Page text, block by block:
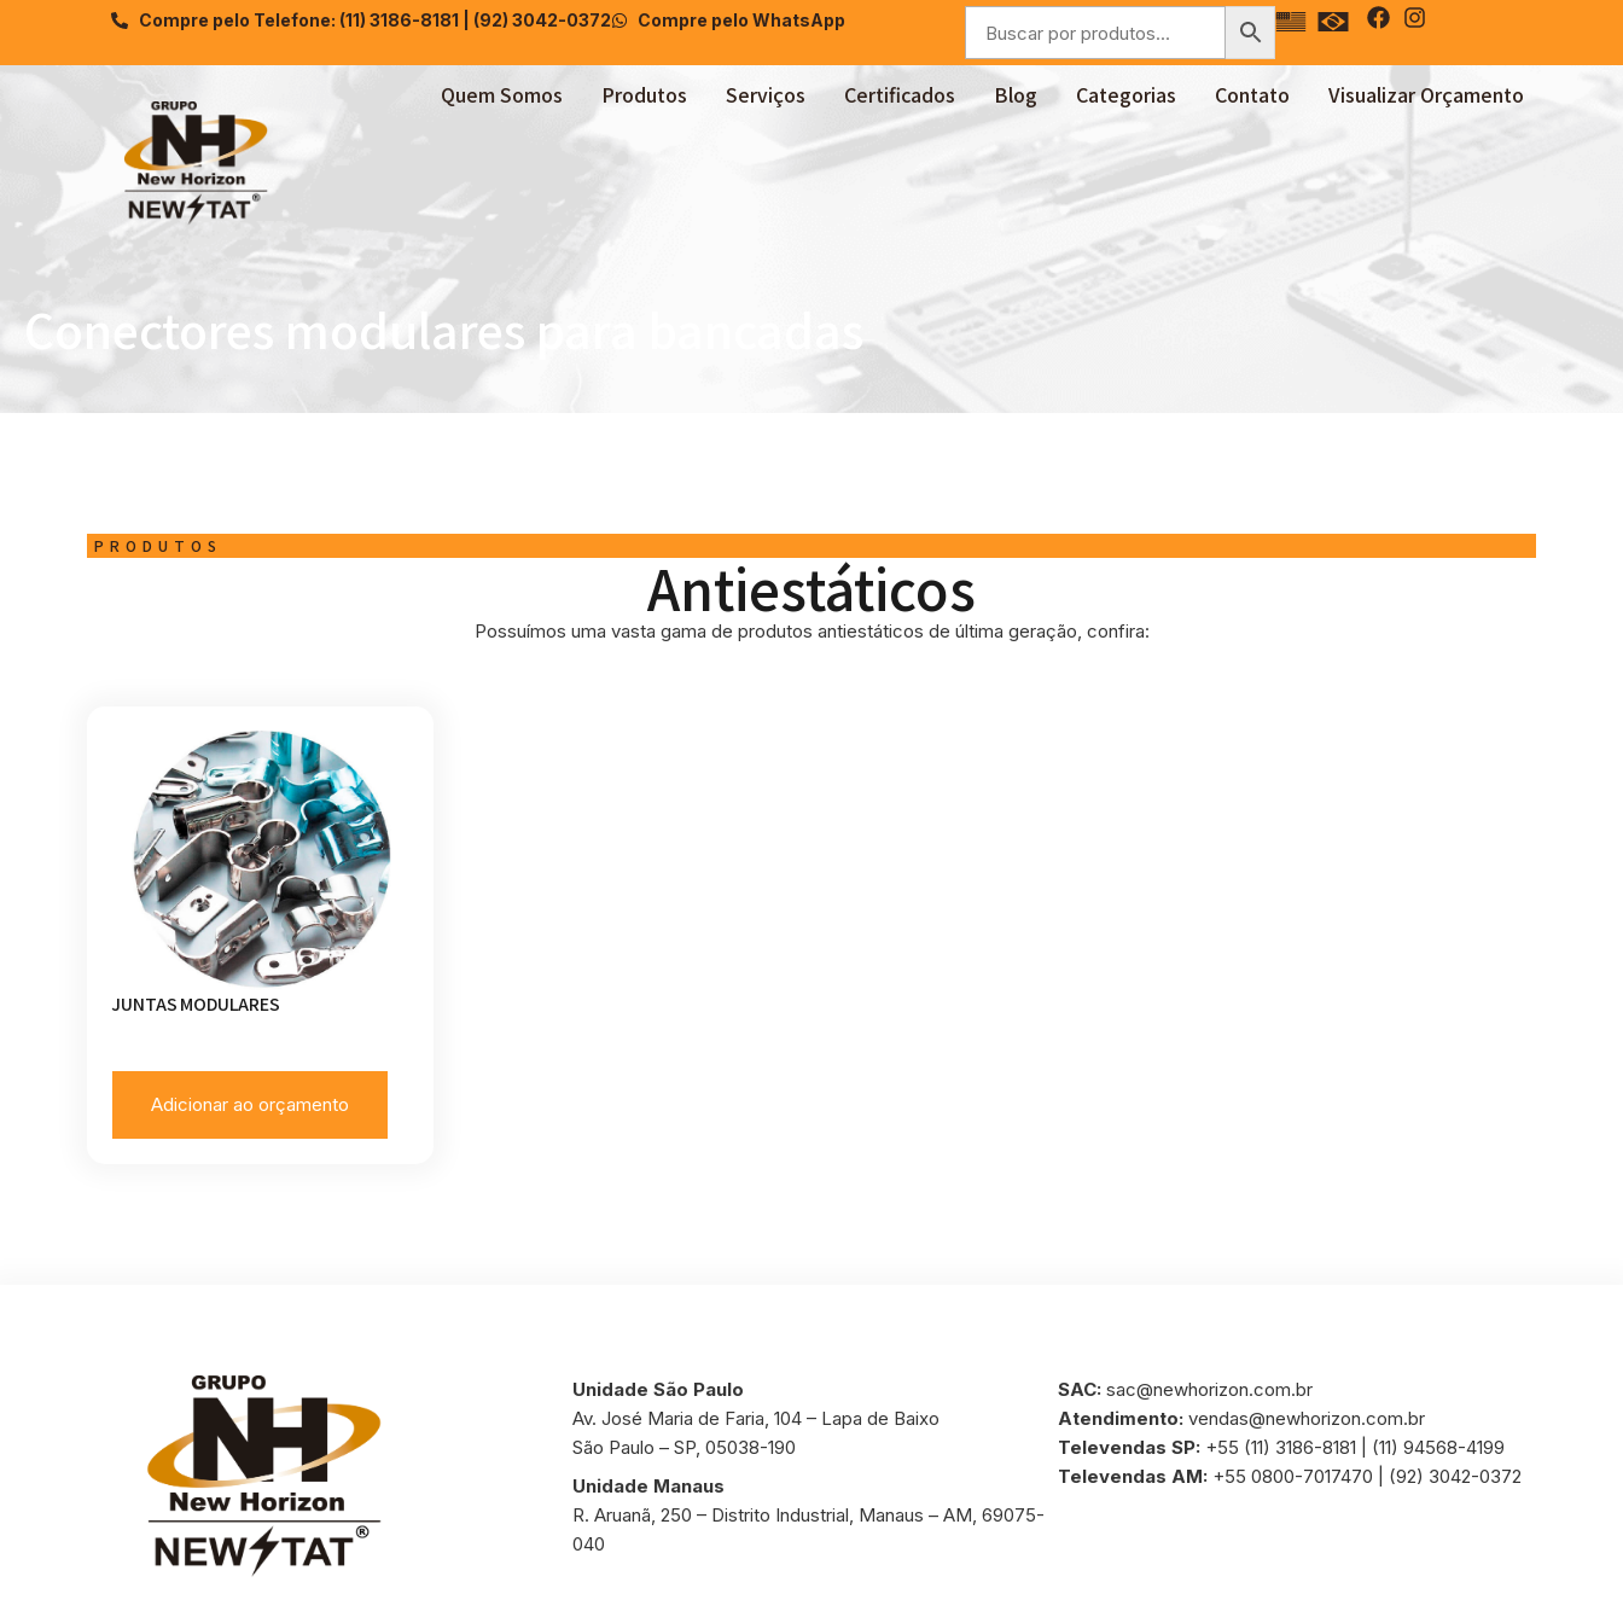
Compre pelo Telefone: (11) 3186-8181 | (92) 3042-0372 Compre pelo WhatsApp
Quem Somos Produtos Serviços Certificados Blog Categorias Contato Visualizar Orçamento
Conectores modulares para bancadas
PRODUTOS
Antiestáticos
Possuímos uma vasta gama de produtos antiestáticos de última geração, confira:
JUNTAS MODULARES
Adicionar ao orçamento
Unidade São Paulo
Av. José Maria de Faria, 104 – Lapa de Baixo
São Paulo – SP, 05038-190
Unidade Manaus
R. Aruanã, 250 – Distrito Industrial, Manaus – AM, 69075-
040
SAC: sac@newhorizon.com.br
Atendimento: vendas@newhorizon.com.br
Televendas SP: +55 (11) 3186-8181 | (11) 94568-4199
Televendas AM: +55 0800-7017470 | (92) 3042-0372